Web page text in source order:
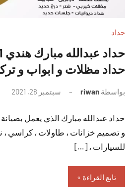
حداد
حداد مظلات و ابواب و
بواسطة riwan سبتمبر 28, 2021
حداد عبدالله مبارك الذي يعمل
و تصميم خزانات ، طاولات ، كراسي ،
للسيارات ، […]
تابع القراءة